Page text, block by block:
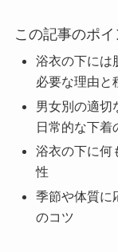
この記事のポイ
浴衣の下には
必要な理由と
男女別の適切
日常的な下着
浴衣の下に何
性
季節や体質に
のコツ